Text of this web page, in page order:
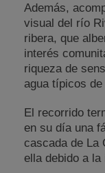
Además,
visual del río
ribera, que
interés
riqueza de
agua típicos
El recorrido
en su día una
cascada de La
ella debido a la